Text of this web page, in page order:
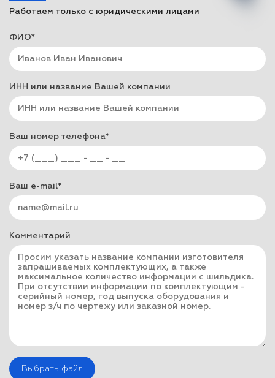
Работаем только с юридическими лицами
ФИО*
ИНН или название Вашей компании
Ваш номер телефона*
Ваш e-mail*
Комментарий
Выбрать файл